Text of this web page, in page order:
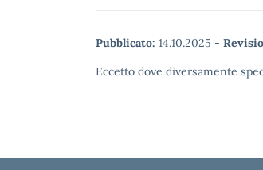
Pubblicato: 14.10.2025 -
Eccetto dove diversamente